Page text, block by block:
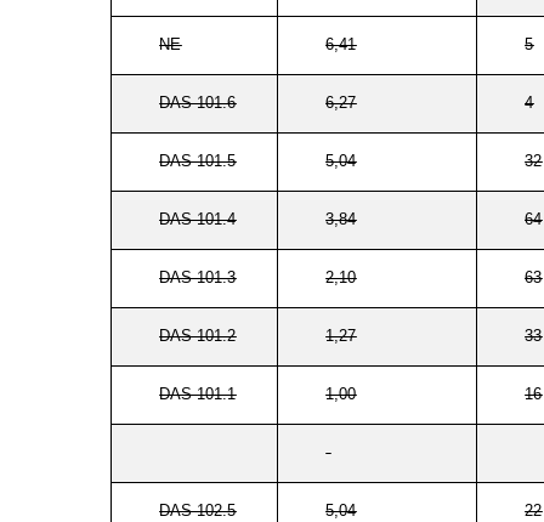
NE 6,41 5
DAS 101.6 6,27 4
DAS 101.5 5,04 32
DAS 101.4 3,84 64
DAS 101.3 2,10 63
DAS 101.2 1,27 33
DAS 101.1 1,00 16
DAS 102.5 5,04 22